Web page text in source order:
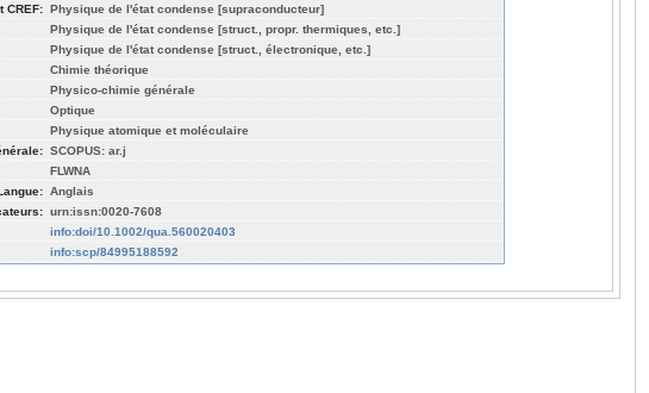
CREF: Physique de l'état condense [supraconducteur]
Physique de l'état condense [struct., propr. thermiques, etc.]
Physique de l'état condense [struct., électronique, etc.]
Chimie théorique
Physico-chimie générale
Optique
Physique atomique et moléculaire
SCOPUS: ar.j
FLWNA
Anglais
urn:issn:0020-7608
info:doi/10.1002/qua.560020403
info:scp/84995188592